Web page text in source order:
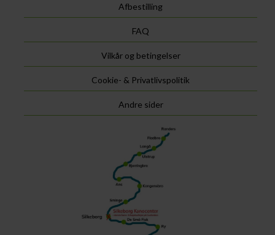
Afbestilling
FAQ
Vilkår og betingelser
Cookie- & Privatlivspolitik
Andre sider